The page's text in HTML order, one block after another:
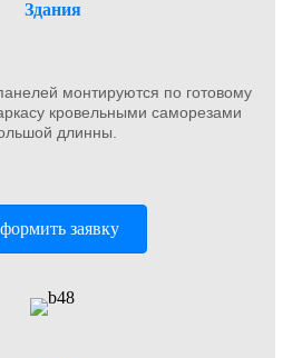
Здания
монтируются по готовому
кровельными саморезами
длинны.
заявку